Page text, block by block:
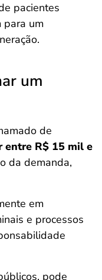
pacientes
para um
um
de
entre R$ 15 mil e
da demanda,
em
e processos
pode